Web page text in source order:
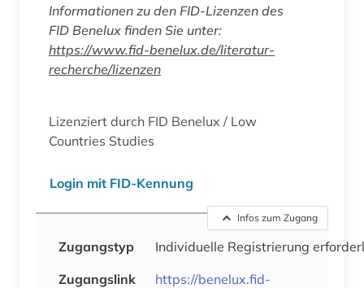
Informationen zu den FID-Lizenzen des
FID Benelux finden Sie unter:
https://www.fid-benelux.de/literatur-
recherche/lizenzen
Lizenziert durch FID Benelux / Low
Countries Studies
Login mit FID-Kennung
Infos zum Zugang
Zugangstyp
Individuelle Registrierung
Zugangslink
https://benelux.fid-